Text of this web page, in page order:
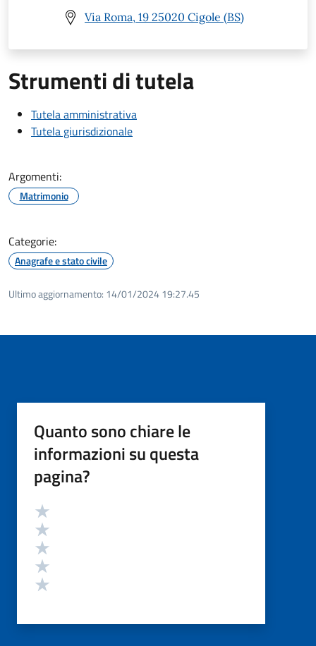
Via Roma, 19 25020 Cigole (BS)
Strumenti di tutela
Tutela amministrativa
Tutela giurisdizionale
Argomenti:
Matrimonio
Categorie:
Anagrafe e stato civile
Ultimo aggiornamento: 14/01/2024 19:27.45
Quanto sono chiare le
informazioni su questa
pagina?
Valutazione